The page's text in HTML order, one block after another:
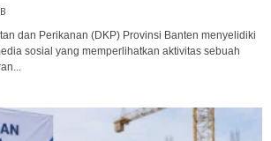
dan Perikanan (DKP) Provinsi Banten menyelidiki
sosial yang memperlihatkan aktivitas sebuah